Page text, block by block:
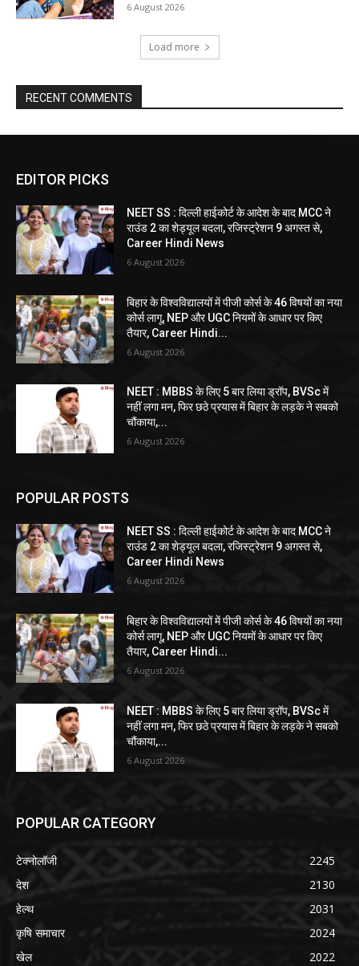
6 August 2026
Load more
RECENT COMMENTS
EDITOR PICKS
NEET SS : दिल्ली हाईकोर्ट के आदेश के बाद MCC ने
राउंड 2 का शेड्यूल बदला, रजिस्ट्रेशन 9 अगस्त से,
Career Hindi News
6 August 2026
बिहार के विश्वविद्यालयों में पीजी कोर्स के 46 विषयों का नया
कोर्स लागू, NEP और UGC नियमों के आधार पर किए
तैयार, Career Hindi...
6 August 2026
NEET : MBBS के लिए 5 बार लिया ड्रॉप, BVSc में
नहीं लगा मन, फिर छठे प्रयास में बिहार के लड़के ने सबको
चौंकाया,...
6 August 2026
POPULAR POSTS
NEET SS : दिल्ली हाईकोर्ट के आदेश के बाद MCC ने
राउंड 2 का शेड्यूल बदला, रजिस्ट्रेशन 9 अगस्त से,
Career Hindi News
6 August 2026
बिहार के विश्वविद्यालयों में पीजी कोर्स के 46 विषयों का नया
कोर्स लागू, NEP और UGC नियमों के आधार पर किए
तैयार, Career Hindi...
6 August 2026
NEET : MBBS के लिए 5 बार लिया ड्रॉप, BVSc में
नहीं लगा मन, फिर छठे प्रयास में बिहार के लड़के ने सबको
चौंकाया,...
6 August 2026
POPULAR CATEGORY
टेक्नोलॉजी
2245
देश
2130
हेल्थ
2031
कृषि समाचार
2024
खेल
2022